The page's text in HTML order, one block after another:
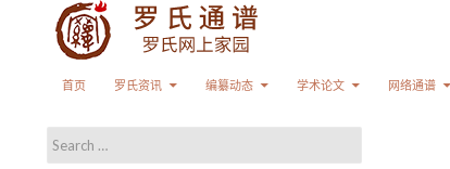
首页
罗氏资讯 编纂动态 学术论文 网络通谱
Search for: